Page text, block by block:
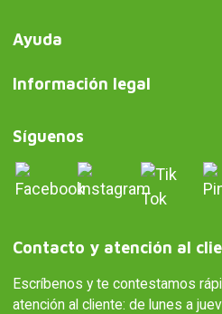
Ayuda
Información legal
Síguenos
Contacto y atención al
Escríbenos y te contestamos
atención al cliente: de lunes a